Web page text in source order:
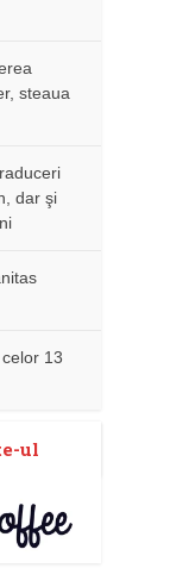
steaua
dar şi
13
ul